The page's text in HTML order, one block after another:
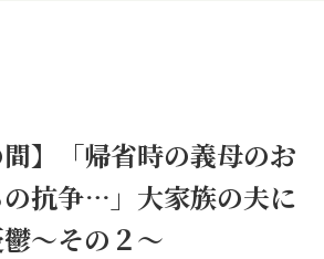
間】「帰省時の義母のお
抗争…」大家族の夫に
～その２～